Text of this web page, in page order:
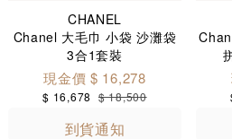
CHANEL
Chanel 大毛巾 小袋 沙灘袋
3合1套裝
現金價 $ 16,278
$ 16,678 $ 18,500
到貨通知